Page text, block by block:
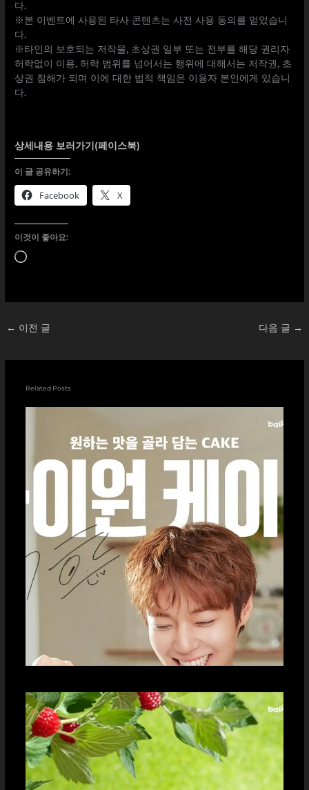
다.
※본 이벤트에 사용된 타사 콘텐츠는 사전 사용 동의를 얻었습니
다.
※타인의 보호되는 저작물, 초상권 일부 또는 전부를 해당 권리자
허락없이 이용, 허락 범위를 넘어서는 행위에 대해서는 저작권, 초
상권 침해가 되며 이에 대한 법적 책임은 이용자 본인에게 있습니
다.
상세내용 보러가기(페이스북)
이 글 공유하기:
Facebook X
이것이 좋아요:
로
← 이전 글 다음 글 →
Related Posts